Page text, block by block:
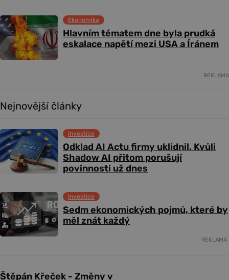
Hlavním tématem dne byla prudká
eskalace napětí mezi USA a Íránem
Ekonomika
REKLAMA
Nejnovější články
Odklad AI Actu firmy uklidnil. Kvůli
Shadow AI přitom porušují
povinnosti už dnes
Investice
Sedm ekonomických pojmů, které by
měl znát každý
Investice
REKLAMA
Štěpán Křeček - Změny v